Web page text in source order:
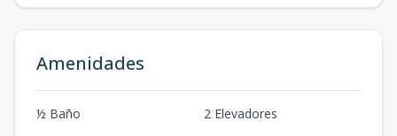
Amenidades
½ Baño
2 Elevadores